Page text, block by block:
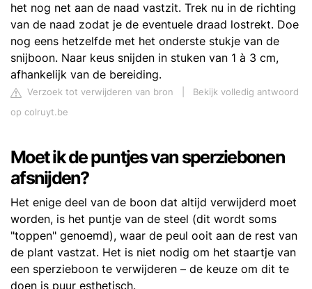
het nog net aan de naad vastzit. Trek nu in de richting
van de naad zodat je de eventuele draad lostrekt. Doe
nog eens hetzelfde met het onderste stukje van de
snijboon. Naar keus snijden in stuken van 1 à 3 cm,
afhankelijk van de bereiding.
Verzoek tot verwijderen van bron
Bekijk volledig antwoord
op colruyt.be
Moet ik de puntjes van sperziebonen
afsnijden?
Het enige deel van de boon dat altijd verwijderd moet
worden, is het puntje van de steel (dit wordt soms
"toppen" genoemd), waar de peul ooit aan de rest van
de plant vastzat. Het is niet nodig om het staartje van
een sperzieboon te verwijderen – de keuze om dit te
doen is puur esthetisch.